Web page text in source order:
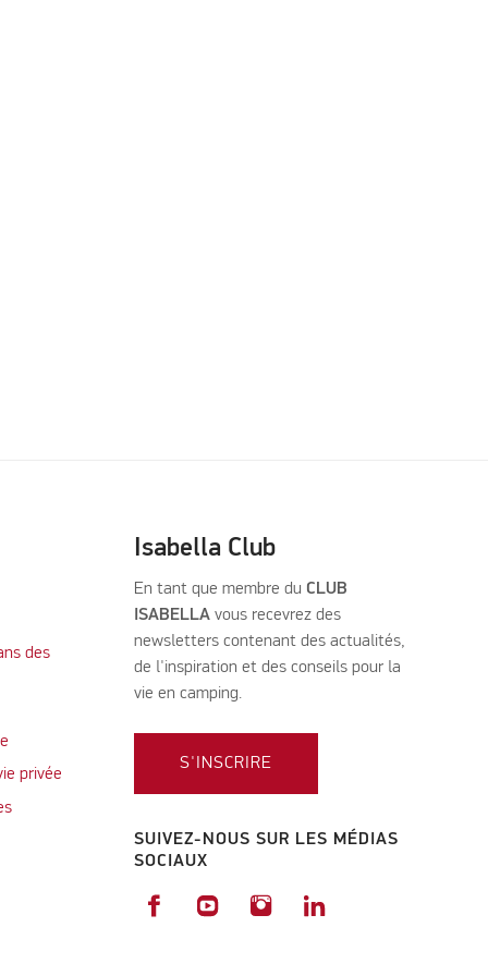
des
privée
Isabella Club
En tant que membre du CLUB
ISABELLA vous recevrez des
newsletters contenant des actualités,
de l'inspiration et des conseils pour la
vie en camping.
S'INSCRIRE
SUIVEZ-NOUS SUR LES MÉDIAS
SOCIAUX